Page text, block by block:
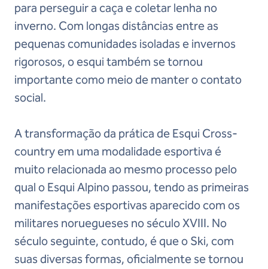
para perseguir a caça e coletar lenha no
inverno. Com longas distâncias entre as
pequenas comunidades isoladas e invernos
rigorosos, o esqui também se tornou
importante como meio de manter o contato
social.
A transformação da prática de Esqui Cross-
country em uma modalidade esportiva é
muito relacionada ao mesmo processo pelo
qual o Esqui Alpino passou, tendo as primeiras
manifestações esportivas aparecido com os
militares noruegueses no século XVIII. No
século seguinte, contudo, é que o Ski, com
suas diversas formas, oficialmente se tornou